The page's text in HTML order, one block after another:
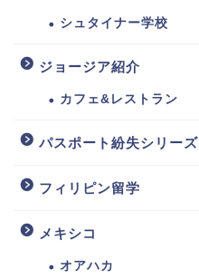
シュタイナー学校
ジョージア紹介
カフェ&レストラン
パスポート紛失シリーズ
フィリピン留学
メキシコ
オアハカ